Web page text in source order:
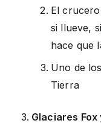
El
si llueve,
hace que
Uno de
Tierra
Glaciares